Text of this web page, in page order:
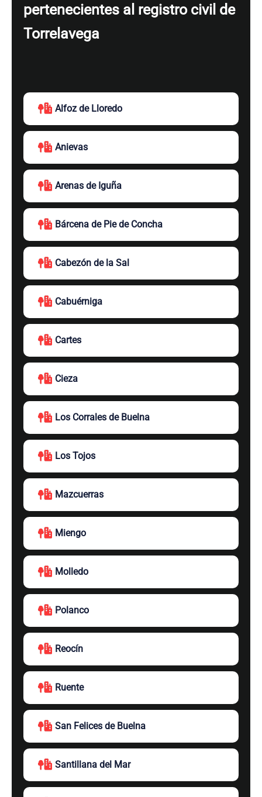
pertenecientes al registro civil de
Torrelavega
Alfoz de Lloredo
Anievas
Arenas de Iguña
Bárcena de Pie de Concha
Cabezón de la Sal
Cabuérniga
Cartes
Cieza
Los Corrales de Buelna
Los Tojos
Mazcuerras
Miengo
Molledo
Polanco
Reocín
Ruente
San Felices de Buelna
Santillana del Mar